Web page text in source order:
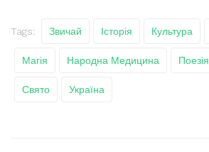
Tags: Звичай Історія Культура
Магія Народна Медицина Поезія
Свято Україна